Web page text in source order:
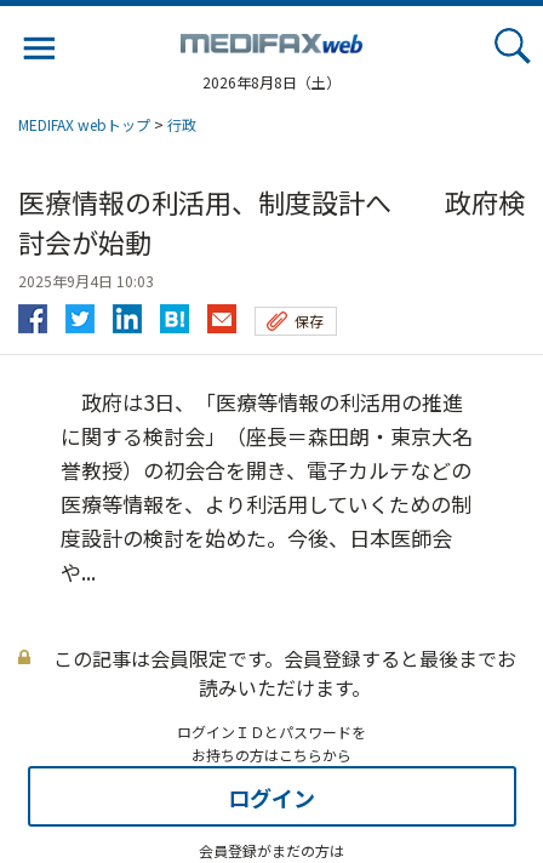
2026年8月8日（土）
MEDIFAX webトップ > 行政
医療情報の利活用、制度設計へ 政府検
討会が始動
2025年9月4日 10:03
保存
政府は3日、「医療等情報の利活用の推進
に関する検討会」（座長＝森田朗・東京大名
誉教授）の初会合を開き、電子カルテなどの
医療等情報を、より利活用していくための制
度設計の検討を始めた。今後、日本医師会
や...
この記事は会員限定です。会員登録すると最後までお
読みいただけます。
ログインＩＤとパスワードを
お持ちの方はこちらから
ログイン
会員登録がまだの方は